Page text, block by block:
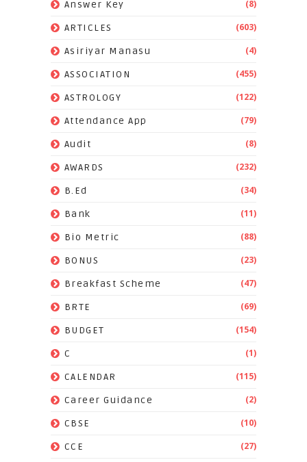
Answer Key (8)
ARTICLES (603)
Asiriyar Manasu (4)
ASSOCIATION (455)
ASTROLOGY (122)
Attendance App (79)
Audit (8)
AWARDS (232)
B.Ed (34)
Bank (11)
Bio Metric (88)
BONUS (23)
Breakfast Scheme (47)
BRTE (69)
BUDGET (154)
C (1)
CALENDAR (115)
Career Guidance (2)
CBSE (10)
CCE (27)